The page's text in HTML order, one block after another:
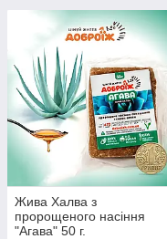
Жива Халва з
пророщеного насіння
"Агава" 50 г.